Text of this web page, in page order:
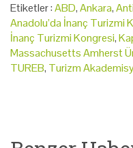
Etiketler :ABD,Ankara,
Anadolu’da İnanç Turizmi K
İnanç Turizmi Kongresi,
Massachusetts Amherst
TUREB, Turizm